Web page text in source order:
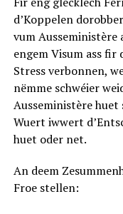
d’Koppelen
vum Ausseministère
engem Visum ass fir
Stress verbonnen,
nëmme schwéier
Ausseministère huet
Wuert iwwert
huet oder net.
An deem
Froe stellen: